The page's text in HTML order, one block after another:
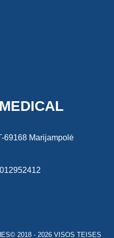
69168 Marijampolė
2018 - 2026 VISOS TEISES